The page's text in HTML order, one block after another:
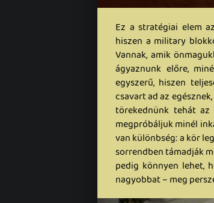
Ez a stratégiai elem
hiszen a military
Vannak, amik
ágyaznunk előre,
egyszerű, hiszen
csavart ad az
törekednünk tehát
megpróbáljuk minél
van különbség: a kör
sorrendben támadják
pedig könnyen lehet,
nagyobbat – meg